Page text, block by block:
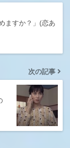
ますか？」(恋あ
次の記事